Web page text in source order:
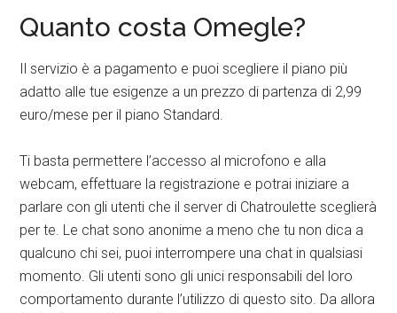
Quanto costa Omegle?
Il servizio è a pagamento e puoi scegliere il piano più
adatto alle tue esigenze a un prezzo di partenza di 2,99
euro/mese per il piano Standard.
Ti basta permettere l’accesso al microfono e alla
webcam, effettuare la registrazione e potrai iniziare a
parlare con gli utenti che il server di Chatroulette sceglierà
per te. Le chat sono anonime a meno che tu non dica a
qualcuno chi sei, puoi interrompere una chat in qualsiasi
momento. Gli utenti sono gli unici responsabili del loro
comportamento durante l’utilizzo di questo sito. Da allora